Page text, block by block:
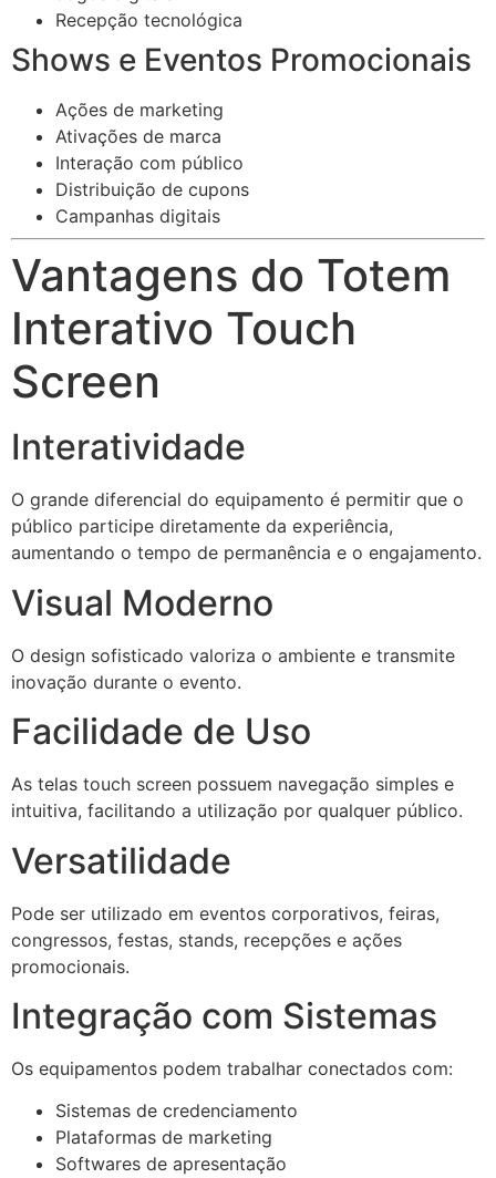
Recepção tecnológica
Shows e Eventos Promocionais
Ações de marketing
Ativações de marca
Interação com público
Distribuição de cupons
Campanhas digitais
Vantagens do Totem
Interativo Touch
Screen
Interatividade
O grande diferencial do equipamento é permitir que o
público participe diretamente da experiência,
aumentando o tempo de permanência e o engajamento.
Visual Moderno
O design sofisticado valoriza o ambiente e transmite
inovação durante o evento.
Facilidade de Uso
As telas touch screen possuem navegação simples e
intuitiva, facilitando a utilização por qualquer público.
Versatilidade
Pode ser utilizado em eventos corporativos, feiras,
congressos, festas, stands, recepções e ações
promocionais.
Integração com Sistemas
Os equipamentos podem trabalhar conectados com:
Sistemas de credenciamento
Plataformas de marketing
Softwares de apresentação